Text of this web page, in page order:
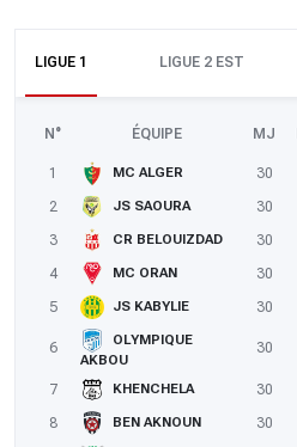
LIGUE 1 LIGUE 2 EST
N° ÉQUIPE MJ
1 MC ALGER 30
2
JS SAOURA 30
3
CR BELOUIZDAD 30
4
MC ORAN 30
5
JS KABYLIE 30
6
OLYMPIQUE
AKBOU
30
7 KHENCHELA 30
8
BEN AKNOUN 30